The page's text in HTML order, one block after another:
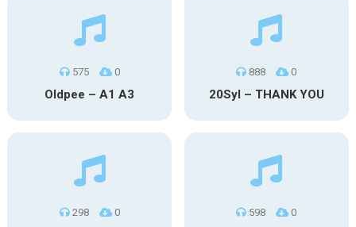
575 0
Oldpee – A1 A3
888 0
20Syl – THANK YOU
298 0 598 0